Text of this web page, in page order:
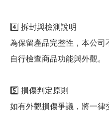
4️⃣ 拆封與檢測說明
為保留產品完整性，本公司
自行檢查商品功能與外觀。
5️⃣ 損傷判定原則
如有外觀損傷爭議，將一律